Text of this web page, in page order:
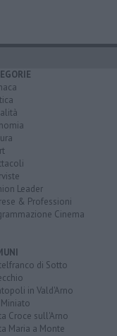
Leader
& Professioni
Cinema
di Sotto
in Vald'Arno
Croce sull'Arno
Maria a Monte